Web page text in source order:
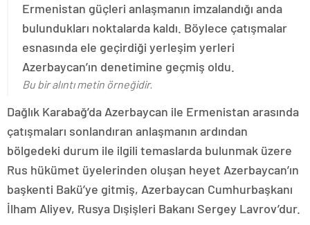
Ermenistan güçleri anlaşmanın imzalandığı anda
bulundukları noktalarda kaldı. Böylece çatışmalar
esnasında ele geçirdiği yerleşim yerleri
Azerbaycan’ın denetimine geçmiş oldu.
Bu bir alıntı metin örneğidir.
Dağlık Karabağ’da Azerbaycan ile Ermenistan arasında
çatışmaları sonlandıran anlaşmanın ardından
bölgedeki durum ile ilgili temaslarda bulunmak üzere
Rus hükümet üyelerinden oluşan heyet Azerbaycan’ın
başkenti Bakü’ye gitmiş, Azerbaycan Cumhurbaşkanı
İlham Aliyev, Rusya Dışişleri Bakanı Sergey Lavrov’dur.